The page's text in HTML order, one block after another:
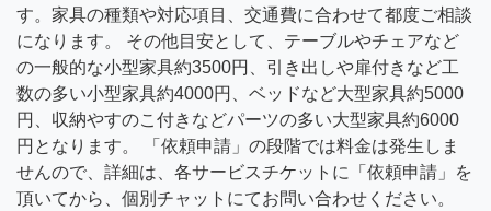
す。家具の種類や対応項目、交通費に合わせて都度ご相談
になります。 その他目安として、テーブルやチェアなど
の一般的な小型家具約3500円、引き出しや扉付きなど工
数の多い小型家具約4000円、ベッドなど大型家具約5000
円、収納やすのこ付きなどパーツの多い大型家具約6000
円となります。 「依頼申請」の段階では料金は発生しま
せんので、詳細は、各サービスチケットに「依頼申請」を
頂いてから、個別チャットにてお問い合わせください。